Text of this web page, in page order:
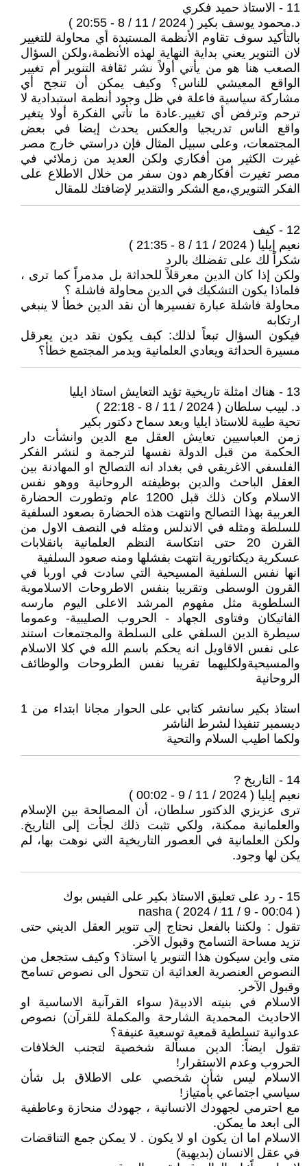
11 - الاستاذ حميد فكري
د.محمود يوسف بكير ( 2024 / 11 / 8 - 20:55 )
بالتأكيد سوف تقاوم الأنظمة المستبدة أي محاولة للتغيير
لان التنوير يعني بداية النهاية لهذه الأنظمة،ولكن السؤال
الصعب هنا هو من يأتي أولاً نشر ثقافة التنوير أم تغيير
الواقع المعيشي للناس؟ وكيف يمكن أن تنجح أي
مشاركة سياسية فاعلة في ظل وجود أنظمة استبدادية لا
ترحم وترفض أي تغيير.عادة ما تأتي الفكرة أولا يتغير
واقع الناس تدريجيا والعكس يحدث إيضا في بعض
المجتمعات، وعلى سبيل المثال فإن دراستي خارج مصر
غيرت الكثير من أفكاري ولكن العديد من زملائي في
مصر تغيرت أفكارهم دون سفر من خلال الاطلاع على
الفكر التنويري،مع الشكر والتقدير لإضافتك للمقال
12 - كيف
نعيم إيليا ( 2024 / 11 / 8 - 21:35 )
شكراً لك على تفضلك بالرد
ولكن إذا كان الدين معرقلاً للحداثة بل مدمراً كما ترى ،
فلماذا يكون التشكيك في الدين محاولة فاشلة ؟
محاولة فاشلة عبارة تفسيرها أن نقد الدين خطأ لا ينبغي
ارتكابه
فيكون السؤال تبعاً لذلك: كبف يكون نقد دين يعرقل
مسيرة الحداثة ويعادي العلمانية ويدمر المجتمع خطأ؟
13 - ‏هناك امثلة تاريخية تؤيد التعايش استاذ ايليا
د. لبيب سلطان ( 2024 / 11 / 8 - 22:18 )
تحية طيبة للاستاذ ايليا وبعد سماح دكتور بكير
زمن العباسيين تعايش العقل مع الدين وانشأت دار
الحكمة من قبل الدولة نفسها لترجمة و لنشر الفكر
الفلسفي الاغريقي في بغداد انه التصالح او المهادنة بين
العقل الباحث والدين بوظيفته الروحانية ووهو نفس
الاسلام وكان ذلك قبل 1200 عام وتطورت الحضارة
العربية بهذا التصالح وانتهت هذه الحضارة بصعود السلفية
للسلطة ومثله في الاندلس ومثله في النصف الاول من
القرن 20 حتى انتكاسة النظم العلمانية بانقلابات
عسكرية ديكتاتورية انتهت بفشلها ومنه صعود السلفية
انها نفس السلفية المسيحية التي سادت في اوربا في
القرون الوسطى وتقريبا بنفس الاطروحات الاسلاموية
السلطوية مثل مفهوم المرشد الاعلى اليوم مارسه
الفاتيكان وفتاوى الجهاد - الحروب الصليبية- وعموما
سيطرة الدين السلفي على السلطة والمجتمعات استند
على نفس الاقاويل انه يحكم باسم الله في كلا الاسلام
والمسيحيةولكليهما تقريبا نفس الطروحات والوظائف
الروحانية
استاذ بكير سانشر كتابي على الحوار مجانا ابتداء من 1
ديسمبر تنفيذا لشرط الناشر
ولكما اطيب السلام والتحية
14 - التاريخ ?
نعيم إيليا ( 2024 / 11 / 9 - 00:02 )
ترى عزيزي الدكتور سلطان، أن المصالحة بين الإسلام
والعلمانية ممكنة، ولكي تثبت ذلك لجأت إلى التاريخ.
ولكن العلمانية في العصور التاريخية التي نوهت بها، لم
يكن لها وجود.
15 - رد على تعليق الاستاذ بكير على الفيس بوك
nasha ( 2024 / 11 / 9 - 00:04 )
تقول : ولكننا بالفعل نحتاج إلى تنوير العقل الديني حتى
تزيد مساحة التسامح وقبول الآخر.
متى واين سيكون هذا التنوير يا استاذ؟ وكيف ستجعل من
النصوص العنصرية العدائية ان تتحول الى نصوص تسامح
وقبول الآخر.
الاسلام في بنيته الادبية( سواء القرآنية الاساسية او
الاحاديث المحمدية الشارحة والمكملة للقرآن) نصوص
عدوانية تسلطية قمعية توسعية عنيفة؟
تقول ايضاً: الدين مسألة شخصية لتجنب الخلافات
الحروب وعدم الاستقرار!
الاسلام ليس شأن شخصي على الاطلاق بل شأن
سياسي اجتماعي بأمتياز!
مع احترمي لجهودك الانسانية ، جهودك منحازة وعاطفية
الى ابعد ما يمكن.
الاسلام اما ان يكون او لا يكون . لا يمكن جمع التناقضات
في عقل الانسان (بديهية)